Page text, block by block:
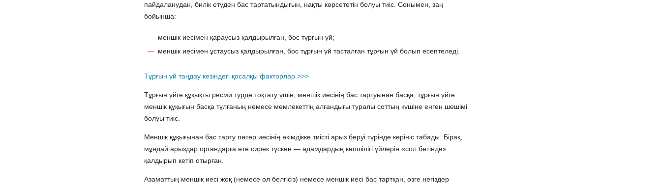
пайдаланудан, билік етуден бас тартатындығын, нақты көрсететін болуы тиіс. Сонымен, заң
бойынша:
меншік иесімен қараусыз қалдырылған, бос тұрғын үй;
меншік иесімен ұстаусыз қалдырылған, бос тұрғын үй тасталған тұрғын үй болып есептеледі.
Тұрғын үй таңдау кезіндегі қосалқы факторлар >>>
Тұрғын үйге құқықты ресми түрде тоқтату үшін, меншік иесінің бас тартуынан басқа, тұрғын үйге
меншік құқығын басқа тұлғаның немесе мемлекеттің алғандығы туралы соттың күшіне енген шешімі
болуы тиіс.
Меншік құқығынан бас тарту пәтер иесінің әкімдікке тиісті арыз беруі түрінде көрініс табады. Бірақ,
мұндай арыздар органдарға өте сирек түскен — адамдардың көпшілігі үйлерін «сол бетінде»
қалдырып кетіп отырған.
Азаматтың меншік иесі жоқ (немесе ол белгісіз) немесе меншік иесі бас тартқан, өзге негіздер